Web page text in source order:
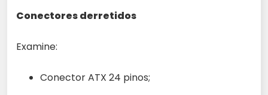
Conectores derretidos
Examine:
Conector ATX 24 pinos;